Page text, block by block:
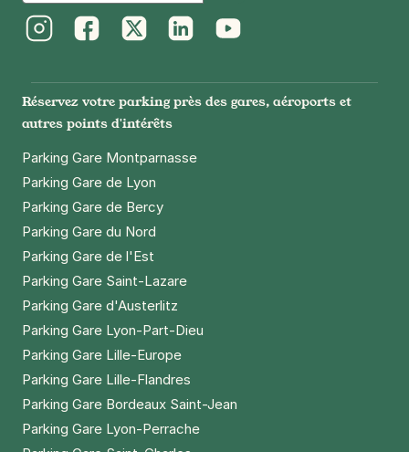
+ Abonnements disponibles
Paris - Bibliothèque François-
Mitterrand - 8 rue Zadkine
8 rue Zadkine
2,50 €
23 €/jour,
+ Abonnements disponibles
Paris - Bibliothèque François-
Mitterrand - 7 rue Zadkine
7 rue Zadkine
75013Paris
4,5 (87 avis)
2,50 € /heure , 23 €/jour,65 €/semaine
Réservez votre parking près des gares, aéroports et
autres points d'intérêts
Parking Gare Montparnasse
Parking Gare de Lyon
Parking Gare de Bercy
Parking Gare du Nord
Parking Gare de l'Est
Parking Gare Saint-Lazare
Parking Gare d'Austerlitz
Parking Gare Lyon-Part-Dieu
Parking Gare Lille-Europe
Parking Gare Lille-Flandres
Parking Gare Bordeaux Saint-Jean
Parking Gare Lyon-Perrache